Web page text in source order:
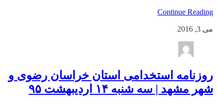
Continue Reading
می 3, 2016
روزنامه استخدامی استان خراسان رضوی و
شهر مشهد | سه شنبه ۱۴ اردیبهشت ۹۵